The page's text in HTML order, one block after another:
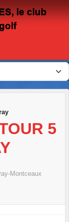
le club
5
Montceaux